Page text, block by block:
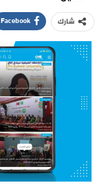
شارك Facebook